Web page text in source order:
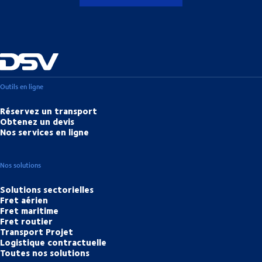
Outils en ligne
Réservez un transport
Obtenez un devis
Nos services en ligne
Nos solutions
Solutions sectorielles
Fret aérien
Fret maritime
Fret routier
Transport Projet
Logistique contractuelle
Toutes nos solutions